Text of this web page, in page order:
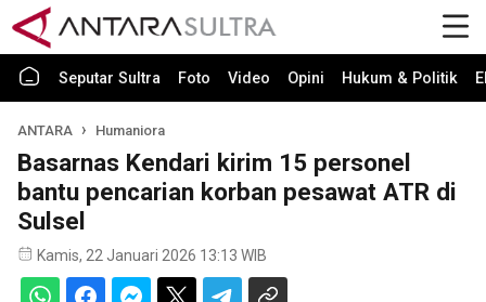
Seputar Sultra Foto Video Opini Hukum & Politik
ANTARA Humaniora
Basarnas Kendari kirim 15 personel
bantu pencarian korban pesawat ATR di
Sulsel
Kamis, 22 Januari 2026 13:13 WIB